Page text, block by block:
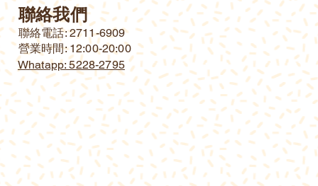
聯絡我們
​聯絡電話: 2711-6909
營業時間: 12:00-20:00
Whatapp: 5228-2795